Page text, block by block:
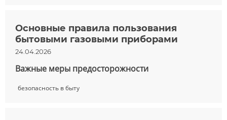
Основные правила пользования
бытовыми газовыми приборами
24.04.2026
Важные меры предосторожности
безопасность в быту